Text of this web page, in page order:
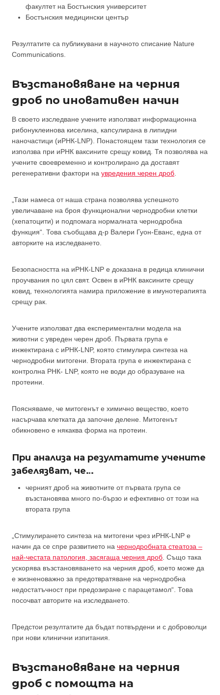
факултет на Бостънския университет
Бостънския медицински център
Резултатите са публикувани в научното списание Nature
Communications.
Възстановяване на черния
дроб по иновативен начин
В своето изследване учените използват информационна
рибонуклеинова киселина, капсулирана в липидни
наночастици (иРНК-LNP). Понастоящем тази технология се
използва при иРНК ваксините срещу ковид. Тя позволява на
учените своевременно и контролирано да доставят
регенеративни фактори на увредения черен дроб
„Тази намеса от наша страна позволява успешното
увеличаване на броя функционални чернодробни клетки
(хепатоцити) и подпомага нормалната чернодробна
функция“. Това съобщава д-р Валери Гуон-Еванс, една от
авторките на изследването.
Безопасността на иРНК-LNP е доказана в редица клинични
проучвания по цял свят. Освен в иРНК ваксините срещу
ковид, технологията намира приложение в имунотерапията
срещу рак.
Учените използват два експериментални модела на
животни с увреден черен дроб. Първата група е
инжектирана с иРНК-LNP, която стимулира синтеза на
чернодробни митогени. Втората група е инжектирана с
контролна РНК- LNP, която не води до образуване на
протеини.
Поясняваме, че митогенът е химично вещество, което
насърчава клетката да започне делене. Митогенът
обикновено е някаква форма на протеин.
При анализа на резултатите учените
забелязват, че…
черният дроб на животните от първата група се
възстановява много по-бързо и ефективно от този на
втората група
„Стимулирането синтеза на митогени чрез иРНК-LNP е
начин да се спре развитието на чернодробната стеатоза –
най-честата патология, засягаща черния дроб . Също така
ускорява възстановяването на черния дроб, което може да
е жизненоважно за предотвратяване на чернодробна
недостатъчност при предозиране с парацетамол“. Това
посочват авторите на изследването.
Предстои резултатите да бъдат потвърдени и с доброволци
при нови клинични изпитания.
Възстановяване на черния
дроб с помощта на